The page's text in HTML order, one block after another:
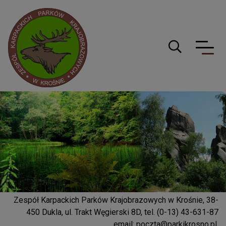
Zespół Karpackich Parków Krajobrazowych w Krośnie, 38-
450 Dukla, ul. Trakt Węgierski 8D, tel. (0-13) 43-631-87
Logo serwisu